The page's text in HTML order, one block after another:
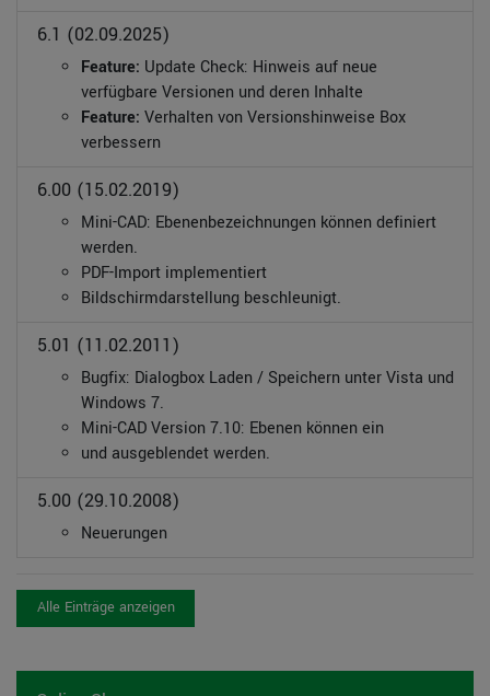
6.1 (02.09.2025)
Feature: Update Check: Hinweis auf neue
verfügbare Versionen und deren Inhalte
Feature: Verhalten von Versionshinweise Box
verbessern
6.00 (15.02.2019)
Mini-CAD: Ebenenbezeichnungen können definiert
werden.
PDF-Import implementiert
Bildschirmdarstellung beschleunigt.
5.01 (11.02.2011)
Bugfix: Dialogbox Laden / Speichern unter Vista und
Windows 7.
Mini-CAD Version 7.10: Ebenen können ein
und ausgeblendet werden.
5.00 (29.10.2008)
Neuerungen
Alle Einträge anzeigen